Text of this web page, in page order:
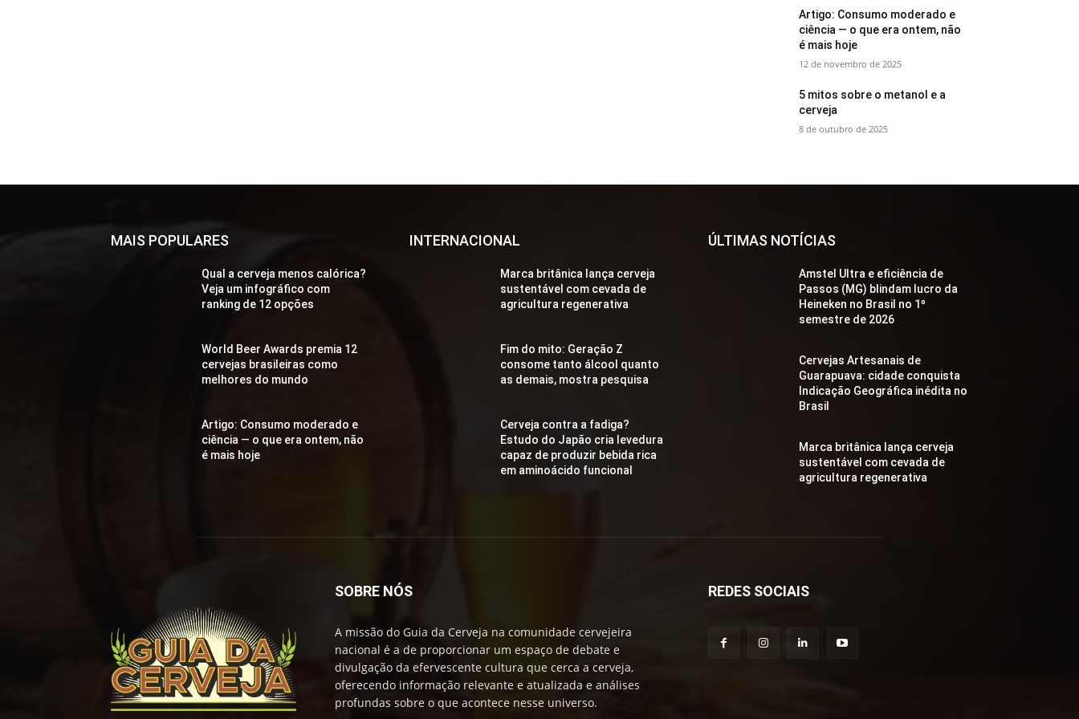
Artigo: Consumo moderado e
ciência — o que era ontem, não
é mais hoje
12 de novembro de 2025
5 mitos sobre o metanol e a
cerveja
8 de outubro de 2025
MAIS POPULARES
Qual a cerveja menos calórica?
Veja um infográfico com
ranking de 12 opções
World Beer Awards premia 12
cervejas brasileiras como
melhores do mundo
Artigo: Consumo moderado e
ciência — o que era ontem, não
é mais hoje
INTERNACIONAL
Marca britânica lança cerveja
sustentável com cevada de
agricultura regenerativa
Fim do mito: Geração Z
consome tanto álcool quanto
as demais, mostra pesquisa
Cerveja contra a fadiga?
Estudo do Japão cria levedura
capaz de produzir bebida rica
em aminoácido funcional
ÚLTIMAS NOTÍCIAS
Amstel Ultra e eficiência de
Passos (MG) blindam lucro da
Heineken no Brasil no 1º
semestre de 2026
Cervejas Artesanais de
Guarapuava: cidade conquista
Indicação Geográfica inédita no
Brasil
Marca britânica lança cerveja
sustentável com cevada de
agricultura regenerativa
SOBRE NÓS
A missão do Guia da Cerveja na comunidade cervejeira
nacional é a de proporcionar um espaço de debate e
divulgação da efervescente cultura que cerca a cerveja,
oferecendo informação relevante e atualizada e análises
profundas sobre o que acontece nesse universo.
REDES SOCIAIS